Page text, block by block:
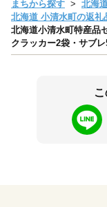
まちから探す 北海
北海道 小清水町の返礼
北海道小清水町特産品
クラッカー2袋・サブレ